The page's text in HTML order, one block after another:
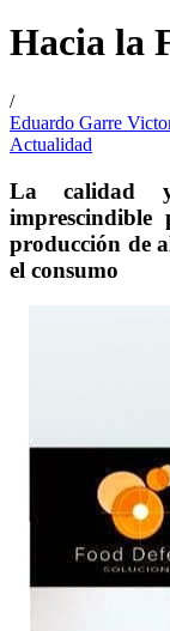
Hacia la
/
Eduardo Garre
Actualidad
La calidad
producción de
el consumo